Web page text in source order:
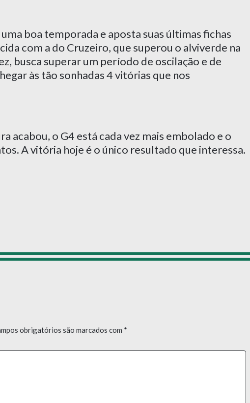
boa temporada e aposta suas últimas fichas
com a do Cruzeiro, que superou o alviverde na
busca superar um período de oscilação e de
às tão sonhadas 4 vitórias que nos
acabou, o G4 está cada vez mais embolado e o
A vitória hoje é o único resultado que interessa.
obrigatórios são marcados com *